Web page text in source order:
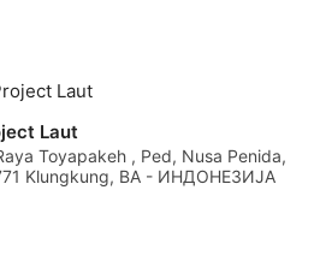
Laut
Toyapakeh , Ped, Nusa Penida,
Klungkung, BA - ИНДОНЕЗИЈА